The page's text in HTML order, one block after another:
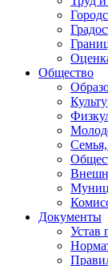
Общество
Документы
Устав